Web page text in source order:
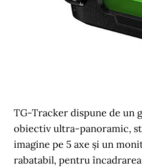
TG-Tracker dispune de un
obiectiv ultra-panoramic,
imagine pe 5 axe şi un
rabatabil, pentru